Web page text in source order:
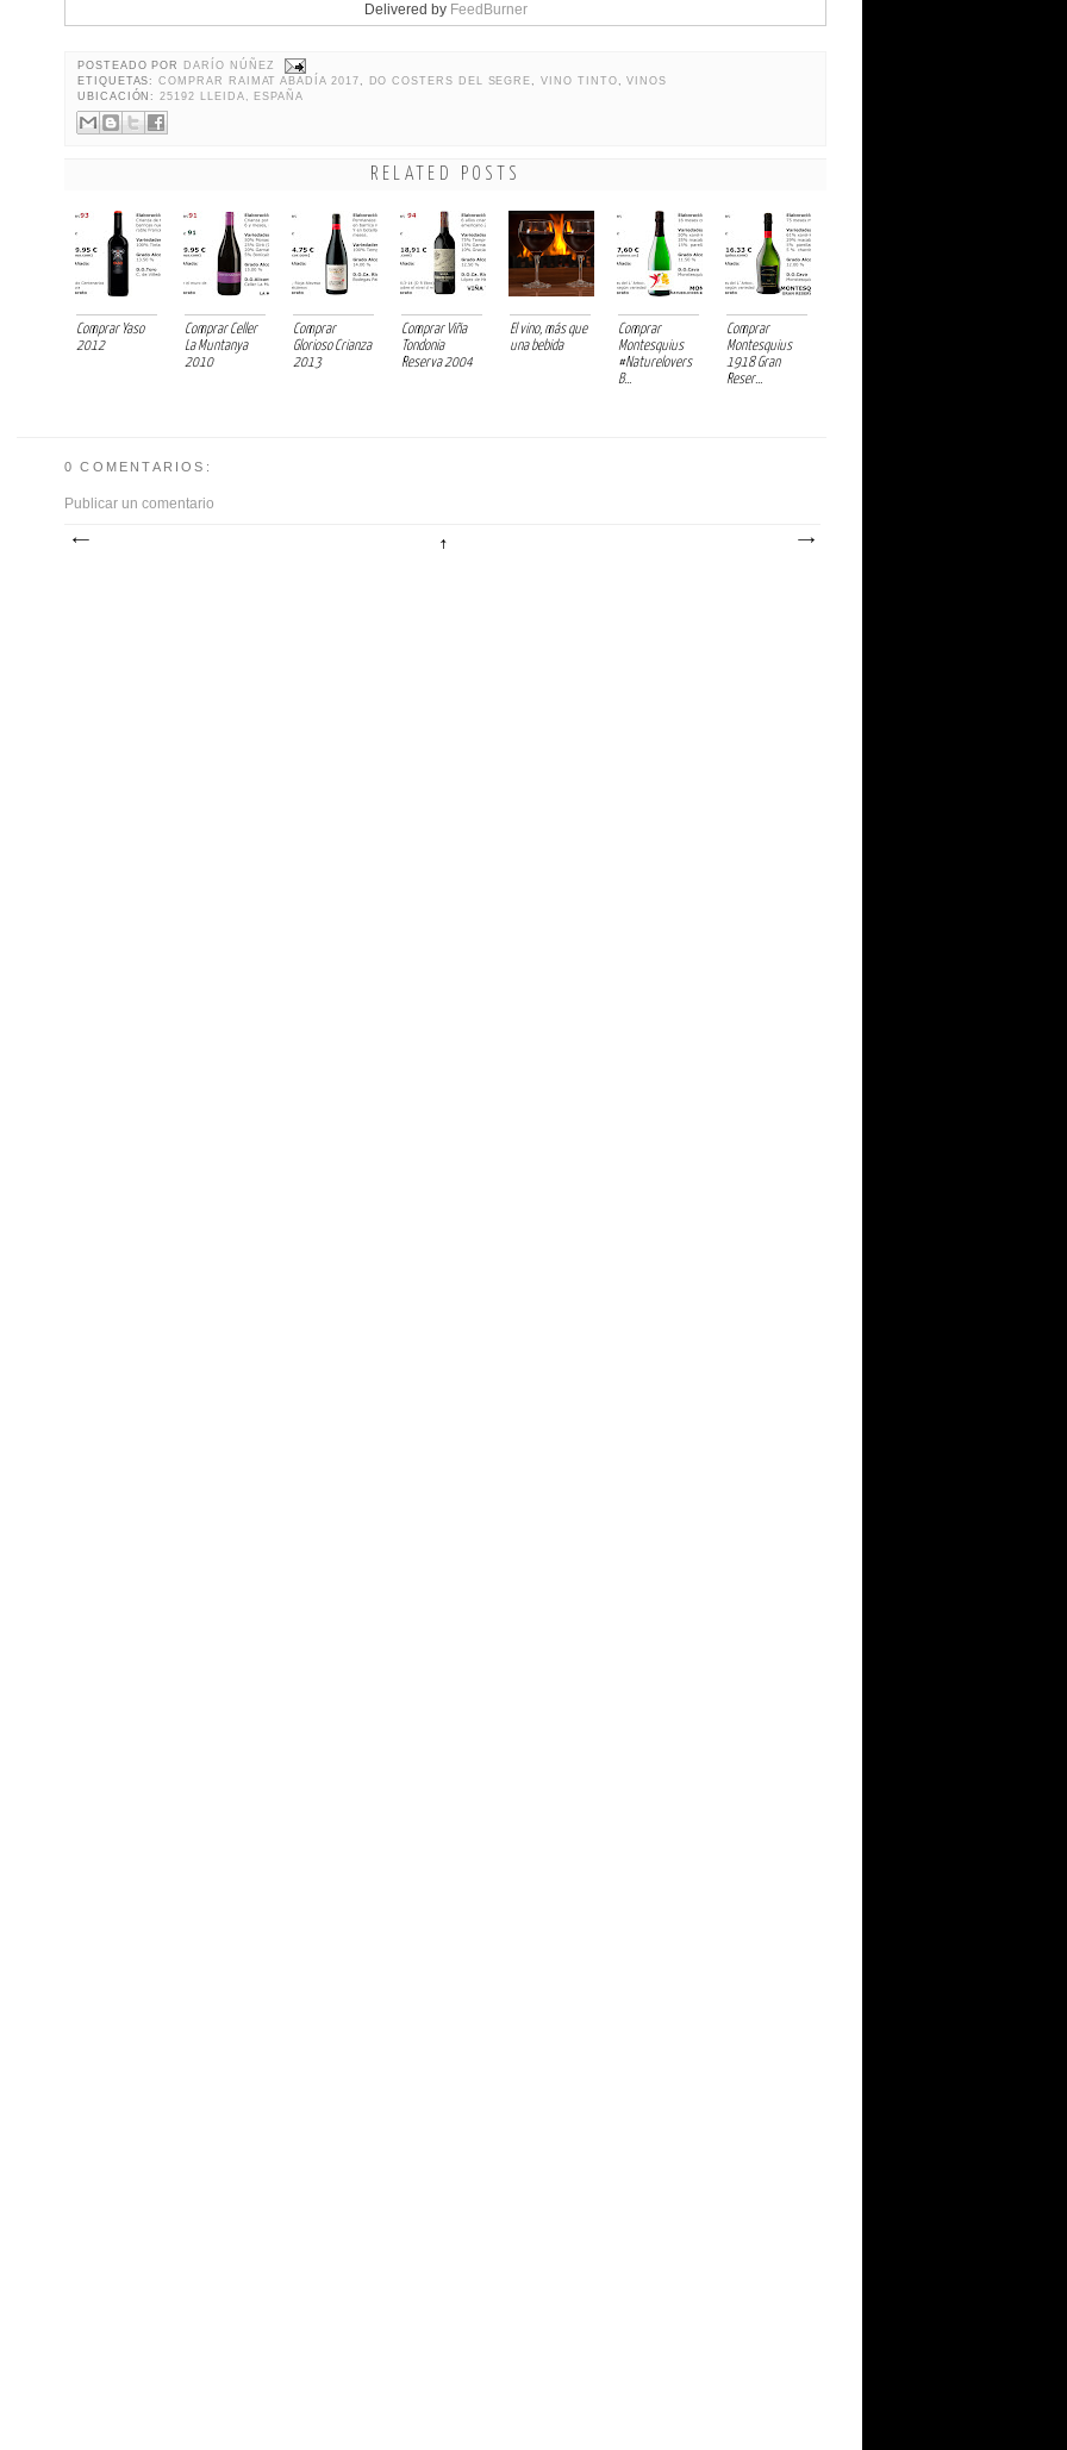
Delivered by FeedBurner
POSTEADO POR DARÍO NÚÑEZ
ETIQUETAS:COMPRAR RAIMAT ABADÍA 2017, DO COSTERS DEL SEGRE,VINO TINTO,VINOS
UBICACIÓN:25192 LLEIDA, ESPAÑA
RELATED POSTS
Comprar Yaso
2012
Comprar Celler
La Muntanya
2010
Comprar
Glorioso Crianza
2013
Comprar Viña
Tondonia
Reserva 2004
El vino, más que
una bebida
Comprar
Montesquius
#Naturelovers
B...
Comprar
Montesquius
1918 Gran
Reser...
0 COMENTARIOS:
Publicar un comentario